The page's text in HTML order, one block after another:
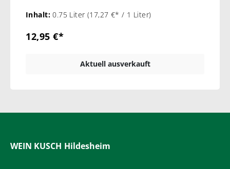
Inhalt:0.75 Liter (17,27 €* / 1 Liter)
12,95 €*
Aktuell ausverkauft
WEIN KUSCH Hildesheim